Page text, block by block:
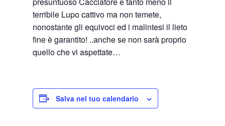
terribile Lupo cattivo ma non temete,
nonostante gli equivoci ed i malintesi il lieto
fine è garantito! ..anche se non sarà proprio
quello che vi aspettate…
Salva nel tuo calendario